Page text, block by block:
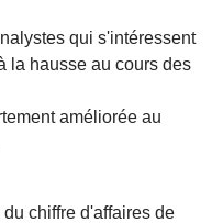
qui s'intéressent
la hausse au cours des
améliorée au
chiffre d'affaires de